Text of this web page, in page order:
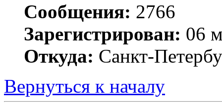
Сообщения: 2766
Зарегистрирован: 06
Откуда: Санкт-
Вернуться к началу